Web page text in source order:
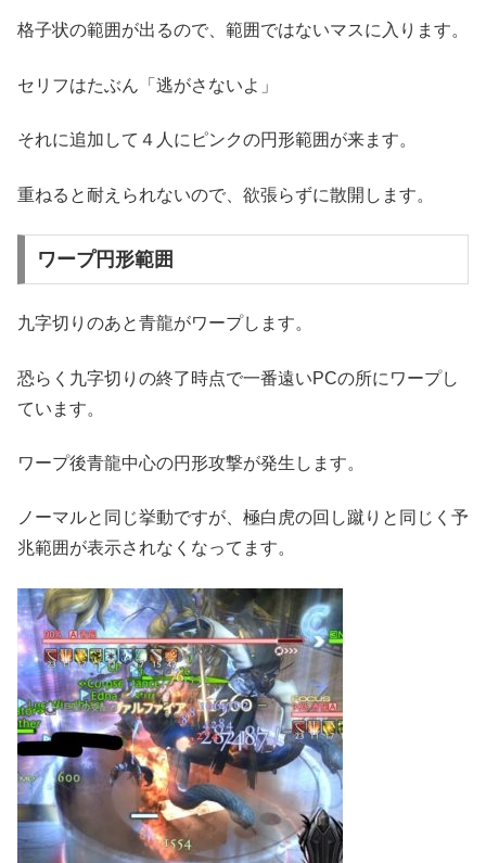
格子状の範囲が出るので、範囲ではないマスに入ります。
セリフはたぶん「逃がさないよ」
それに追加して４人にピンクの円形範囲が来ます。
重ねると耐えられないので、欲張らずに散開します。
ワープ円形範囲
九字切りのあと青龍がワープします。
恐らく九字切りの終了時点で一番遠いPCの所にワープし
ています。
ワープ後青龍中心の円形攻撃が発生します。
ノーマルと同じ挙動ですが、極白虎の回し蹴りと同じく予
兆範囲が表示されなくなってます。